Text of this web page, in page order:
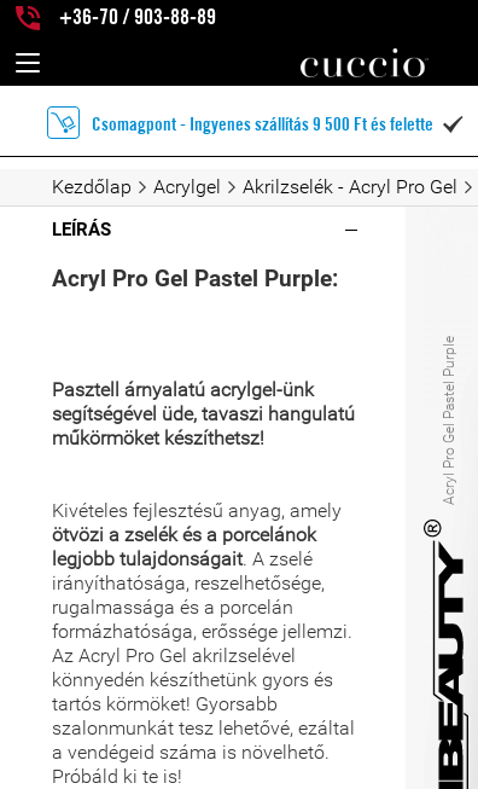
+36-70 / 903-88-89
Csomagpont - Ingyenes szállítás 9 500 Ft és felette 
Kezdőlap Acrylgel Akrilzselék - Acryl Pro Gel
LEÍRÁS
Acryl Pro Gel Pastel Purple:
Pasztell árnyalatú acrylgel-ünk
segítségével üde, tavaszi hangulatú
műkörmöket készíthetsz!
Kivételes fejlesztésű anyag, amely
ötvözi a zselék és a porcelánok
legjobb tulajdonságait. A zselé
irányíthatósága, reszelhetősége,
rugalmassága és a porcelán
formázhatósága, erőssége jellemzi.
Az Acryl Pro Gel akrilzselével
könnyedén készíthetünk gyors és
tartós körmöket! Gyorsabb
szalonmunkát tesz lehetővé, ezáltal
a vendégeid száma is növelhető.
Próbáld ki te is!
Acryl Pro Gel Pastel Purple